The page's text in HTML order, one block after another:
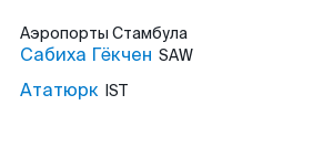
Аэропорты Стамбула
Сабиха Гёкчен SAW
Ататюрк IST